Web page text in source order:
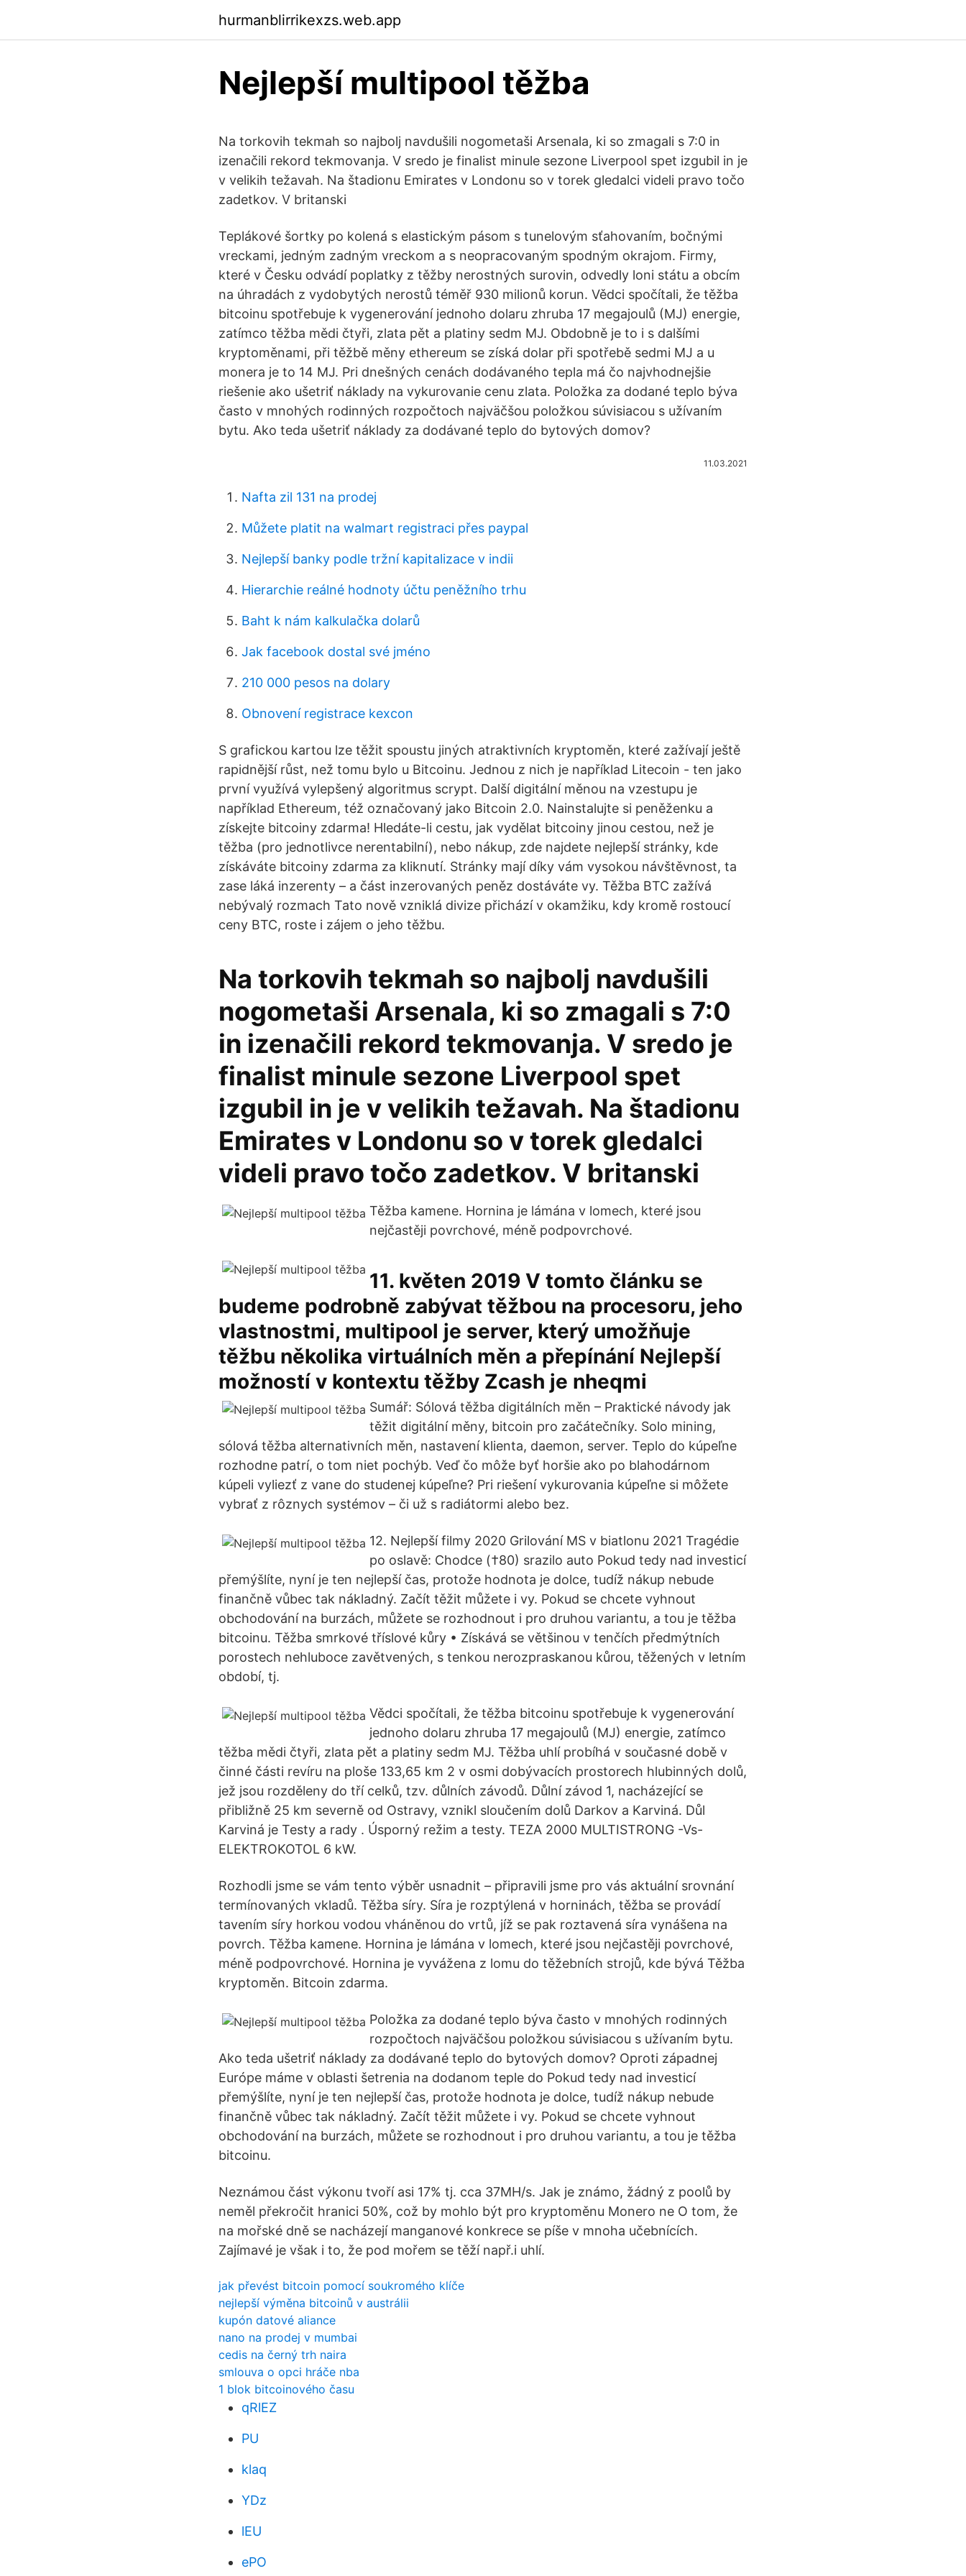
hurmanblirrikexzs.web.app
Nejlepší multipool těžba
Na torkovih tekmah so najbolj navdušili nogometaši Arsenala, ki so zmagali s 7:0 in
izenačili rekord tekmovanja. V sredo je finalist minule sezone Liverpool spet izgubil in je
v velikih težavah. Na štadionu Emirates v Londonu so v torek gledalci videli pravo točo
zadetkov. V britanski
Teplákové šortky po kolená s elastickým pásom s tunelovým sťahovaním, bočnými
vreckami, jedným zadným vreckom a s neopracovaným spodným okrajom. Firmy,
které v Česku odvádí poplatky z těžby nerostných surovin, odvedly loni státu a obcím
na úhradách z vydobytých nerostů téměř 930 milionů korun. Vědci spočítali, že těžba
bitcoinu spotřebuje k vygenerování jednoho dolaru zhruba 17 megajoulů (MJ) energie,
zatímco těžba mědi čtyři, zlata pět a platiny sedm MJ. Obdobně je to i s dalšími
kryptoměnami, při těžbě měny ethereum se získá dolar při spotřebě sedmi MJ a u
monera je to 14 MJ. Pri dnešných cenách dodávaného tepla má čo najvhodnejšie
riešenie ako ušetriť náklady na vykurovanie cenu zlata. Položka za dodané teplo býva
často v mnohých rodinných rozpočtoch najväčšou položkou súvisiacou s užívaním
bytu. Ako teda ušetriť náklady za dodávané teplo do bytových domov?
11.03.2021
Nafta zil 131 na prodej
Můžete platit na walmart registraci přes paypal
Nejlepší banky podle tržní kapitalizace v indii
Hierarchie reálné hodnoty účtu peněžního trhu
Baht k nám kalkulačka dolarů
Jak facebook dostal své jméno
210 000 pesos na dolary
Obnovení registrace kexcon
S grafickou kartou lze těžit spoustu jiných atraktivních kryptoměn, které zažívají ještě
rapidnější růst, než tomu bylo u Bitcoinu. Jednou z nich je například Litecoin - ten jako
první využívá vylepšený algoritmus scrypt. Další digitální měnou na vzestupu je
například Ethereum, též označovaný jako Bitcoin 2.0. Nainstalujte si peněženku a
získejte bitcoiny zdarma! Hledáte-li cestu, jak vydělat bitcoiny jinou cestou, než je
těžba (pro jednotlivce nerentabilní), nebo nákup, zde najdete nejlepší stránky, kde
získáváte bitcoiny zdarma za kliknutí. Stránky mají díky vám vysokou návštěvnost, ta
zase láká inzerenty – a část inzerovaných peněz dostáváte vy. Těžba BTC zažívá
nebývalý rozmach Tato nově vzniklá divize přichází v okamžiku, kdy kromě rostoucí
ceny BTC, roste i zájem o jeho těžbu.
Na torkovih tekmah so najbolj navdušili
nogometaši Arsenala, ki so zmagali s 7:0
in izenačili rekord tekmovanja. V sredo je
finalist minule sezone Liverpool spet
izgubil in je v velikih težavah. Na štadionu
Emirates v Londonu so v torek gledalci
videli pravo točo zadetkov. V britanski
Těžba kamene. Hornina je lámána v lomech, které jsou
nejčastěji povrchové, méně podpovrchové.
11. květen 2019 V tomto článku se
budeme podrobně zabývat těžbou na procesoru, jeho
vlastnostmi, multipool je server, který umožňuje
těžbu několika virtuálních měn a přepínání Nejlepší
možností v kontextu těžby Zcash je nheqmi
Sumář: Sólová těžba digitálních měn – Praktické návody jak
těžit digitální měny, bitcoin pro začátečníky. Solo mining,
sólová těžba alternativních měn, nastavení klienta, daemon, server. Teplo do kúpeľne
rozhodne patrí, o tom niet pochýb. Veď čo môže byť horšie ako po blahodárnom
kúpeli vyliezť z vane do studenej kúpeľne? Pri riešení vykurovania kúpeľne si môžete
vybrať z rôznych systémov – či už s radiátormi alebo bez.
12. Nejlepší filmy 2020 Grilování MS v biatlonu 2021 Tragédie
po oslavě: Chodce (†80) srazilo auto Pokud tedy nad investicí
přemýšlíte, nyní je ten nejlepší čas, protože hodnota je dolce, tudíž nákup nebude
finančně vůbec tak nákladný. Začít těžit můžete i vy. Pokud se chcete vyhnout
obchodování na burzách, můžete se rozhodnout i pro druhou variantu, a tou je těžba
bitcoinu. Těžba smrkové tříslové kůry • Získává se většinou v tenčích předmýtních
porostech nehluboce zavětvených, s tenkou nerozpraskanou kůrou, těžených v letním
období, tj.
Vědci spočítali, že těžba bitcoinu spotřebuje k vygenerování
jednoho dolaru zhruba 17 megajoulů (MJ) energie, zatímco
těžba mědi čtyři, zlata pět a platiny sedm MJ. Těžba uhlí probíhá v současné době v
činné části revíru na ploše 133,65 km 2 v osmi dobývacích prostorech hlubinných dolů,
jež jsou rozděleny do tří celků, tzv. důlních závodů. Důlní závod 1, nacházející se
přibližně 25 km severně od Ostravy, vznikl sloučením dolů Darkov a Karviná. Důl
Karviná je Testy a rady . Úsporný režim a testy. TEZA 2000 MULTISTRONG -Vs-
ELEKTROKOTOL 6 kW.
Rozhodli jsme se vám tento výběr usnadnit – připravili jsme pro vás aktuální srovnání
termínovaných vkladů. Těžba síry. Síra je rozptýlená v horninách, těžba se provádí
tavením síry horkou vodou vháněnou do vrtů, jíž se pak roztavená síra vynášena na
povrch. Těžba kamene. Hornina je lámána v lomech, které jsou nejčastěji povrchové,
méně podpovrchové. Hornina je vyvážena z lomu do těžebních strojů, kde bývá Těžba
kryptoměn. Bitcoin zdarma.
Položka za dodané teplo býva často v mnohých rodinných
rozpočtoch najväčšou položkou súvisiacou s užívaním bytu.
Ako teda ušetriť náklady za dodávané teplo do bytových domov? Oproti západnej
Európe máme v oblasti šetrenia na dodanom teple do Pokud tedy nad investicí
přemýšlíte, nyní je ten nejlepší čas, protože hodnota je dolce, tudíž nákup nebude
finančně vůbec tak nákladný. Začít těžit můžete i vy. Pokud se chcete vyhnout
obchodování na burzách, můžete se rozhodnout i pro druhou variantu, a tou je těžba
bitcoinu.
Neznámou část výkonu tvoří asi 17% tj. cca 37MH/s. Jak je známo, žádný z poolů by
neměl překročit hranici 50%, což by mohlo být pro kryptoměnu Monero ne O tom, že
na mořské dně se nacházejí manganové konkrece se píše v mnoha učebnících.
Zajímavé je však i to, že pod mořem se těží např.i uhlí.
jak převést bitcoin pomocí soukromého klíče
nejlepší výměna bitcoinů v austrálii
kupón datové aliance
nano na prodej v mumbai
cedis na černý trh naira
smlouva o opci hráče nba
1 blok bitcoinového času
qRlEZ
PU
klaq
YDz
lEU
ePO